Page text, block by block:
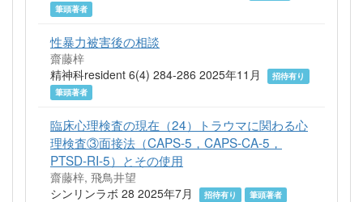
筆頭著者
性暴力被害後の相談
齋藤梓
精神科resident 6(4) 284-286 2025年11月
招待有り
筆頭著者
臨床心理検査の現在（24）トラウマに関わる心
理検査③面接法（CAPS-5，CAPS-CA-5，
PTSD-RI-5）とその使用
齋藤梓, 飛鳥井望
シンリンラボ 28 2025年7月
招待有り 筆頭著者